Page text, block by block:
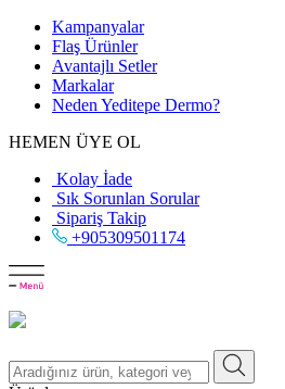
Kampanyalar
Flaş Ürünler
Avantajlı Setler
Markalar
Neden Yeditepe Dermo?
HEMEN ÜYE OL
Kolay İade
Sık Sorunlan Sorular
Sipariş Takip
+905309501174